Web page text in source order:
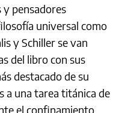
pensadores
universal como
y Schiller se van
del libro con sus
destacado de su
a una tarea titánica de
el confinamiento